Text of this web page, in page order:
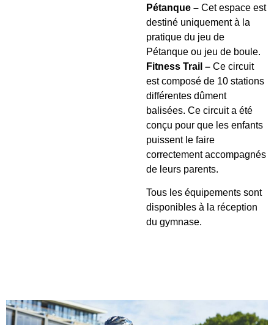
Pétanque – Cet espace est
destiné uniquement à la
pratique du jeu de
Pétanque ou jeu de boule.
Fitness Trail – Ce circuit
est composé de 10 stations
différentes dûment
balisées. Ce circuit a été
conçu pour que les enfants
puissent le faire
correctement accompagnés
de leurs parents.
Tous les équipements sont
disponibles à la réception
du gymnase.